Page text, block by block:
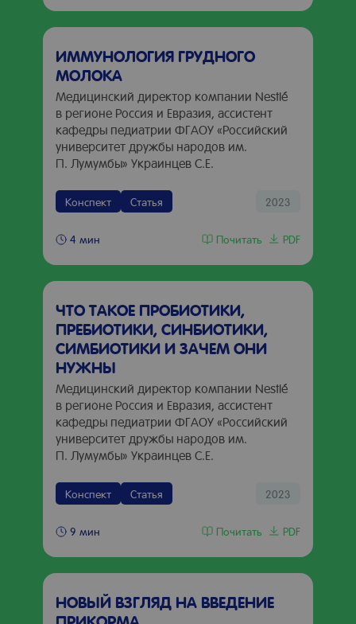
ИММУНОЛОГИЯ ГРУДНОГО
МОЛОКА
Медицинский директор компании Nestlé
в регионе Россия и Евразия, ассистент
кафедры педиатрии ФГАОУ «Российский
университет дружбы народов им.
П. Лумумбы» Украинцев С.Е.
Конспект Статья 2023
4 мин Почитать PDF
ЧТО ТАКОЕ ПРОБИОТИКИ,
ПРЕБИОТИКИ, СИНБИОТИКИ,
СИМБИОТИКИ И ЗАЧЕМ ОНИ
НУЖНЫ
Медицинский директор компании Nestlé
в регионе Россия и Евразия, ассистент
кафедры педиатрии ФГАОУ «Российский
университет дружбы народов им.
П. Лумумбы» Украинцев С.Е.
Конспект Статья 2023
9 мин Почитать PDF
НОВЫЙ ВЗГЛЯД НА ВВЕДЕНИЕ